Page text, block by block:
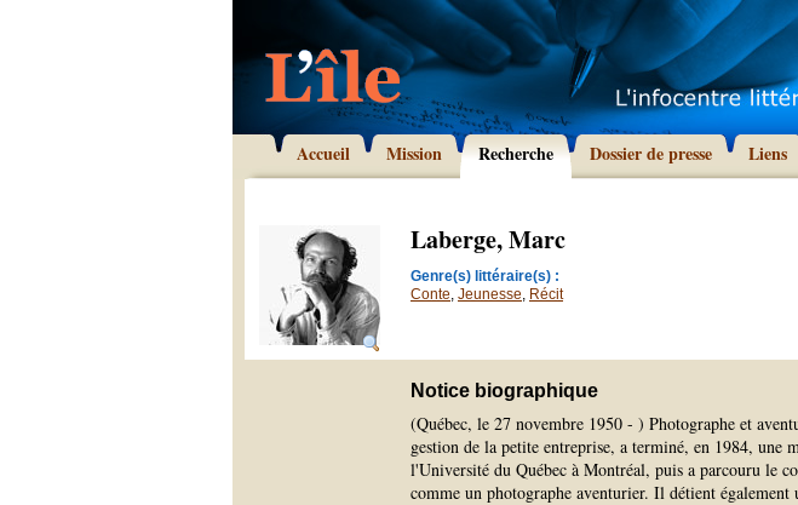
Accueil Mission Recherche Dossier de presse Liens
Laberge, Marc
Genre(s) littéraire(s) :
Conte, Jeunesse, Récit
Notice biographique
(Québec, le 27 novembre 1950 - ) Photographe et
gestion de la petite entreprise, a terminé, en 1984, une
l'Université du Québec à Montréal, puis a parcouru le
comme un photographe aventurier. Il détient